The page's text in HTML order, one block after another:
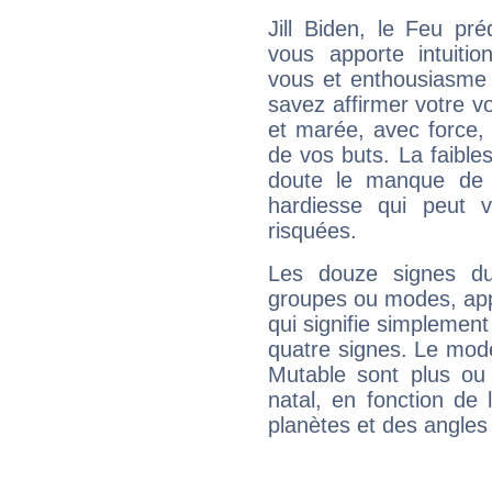
Jill Biden, le Feu
vous apporte
vous et
savez affirmer votre
et marée, avec
de vos buts. La
doute le manque
hardiesse qui peut
risquées.
Les douze signes
groupes ou modes,
qui signifie
quatre signes. Le
Mutable sont plus
natal, en fonction de
planètes et des